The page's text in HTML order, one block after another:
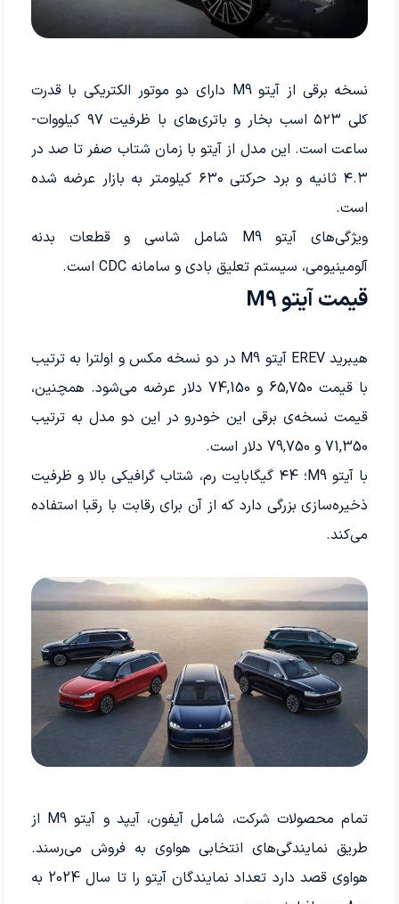
نسخه برقی از آیتو M9 دارای دو موتور الکتریکی با قدرت
کلی ۵۲۳ اسب ‌بخار و باتری‌های با ظرفیت ۹۷ کیلووات-
ساعت است. این مدل از آیتو با زمان شتاب صفر تا صد در
۴.۳ ثانیه و برد حرکتی ۶۳۰ کیلومتر به بازار عرضه شده
است.
ویژگی‌های آیتو M9 شامل شاسی و قطعات بدنه
آلومینیومی، سیستم تعلیق بادی و سامانه CDC است.
قیمت آیتو M9
هیبرید EREV آیتو M9 در دو نسخه مکس و اولترا به ترتیب
با قیمت 65,750 و 74,150 دلار عرضه می‌شود. همچنین،
قیمت نسخه‌ی برقی این خودرو در این دو مدل به ترتیب
71,350 و 79,750 دلار است.
با آیتو M9؛ ۴4 گیگابایت رم، شتاب گرافیکی بالا و ظرفیت
ذخیره‌سازی بزرگی دارد که از آن برای رقابت با رقبا استفاده
می‌کند.
تمام محصولات شرکت، شامل آیفون، آیپد و آیتو M9 از
طریق نمایندگی‌های انتخابی هواوی به فروش می‌­رسند.
هواوی قصد دارد تعداد نمایندگان آیتو را تا سال 2024 به